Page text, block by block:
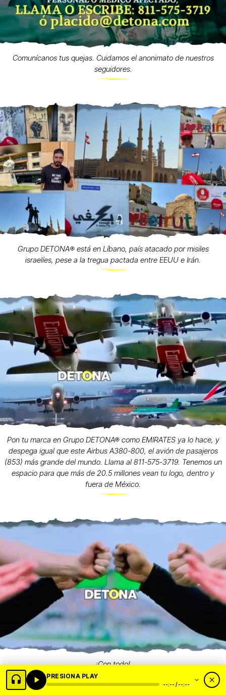
Comunícanos tus quejas. Cuidamos el anonimato de nuestros
seguidores.
Grupo DETONA®️ está en Líbano, país atacado por misiles
israelíes, pese a la tregua pactada entre EEUU e Irán.
Pon tu marca en Grupo DETONA® como EMIRATES ya lo hace, y
despega igual que este Airbus A380-800, el avión de pasajeros
(853) más grande del mundo. Llama al 811-575-3719. Tenemos un
espacio para que más de 20.5 millones vean tu logo, dentro y
fuera de México.
¡Con todo!
PRESIONA PLAY
--:-- / --:--